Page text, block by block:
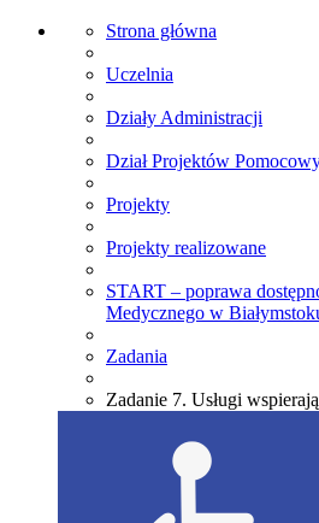
Strona główna
Uczelnia
Działy Administracji
Dział Projektów
Projekty
Projekty realizowane
START – poprawa
Medycznego w
Zadania
Zadanie 7. Usługi